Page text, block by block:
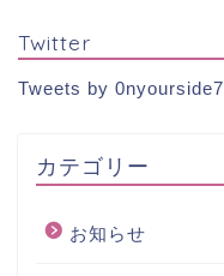
Twitter
Tweets by 0nyourside7
カテゴリー
お知らせ